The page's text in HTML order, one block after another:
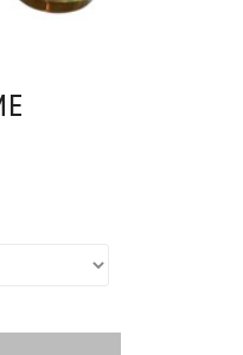
REGALO